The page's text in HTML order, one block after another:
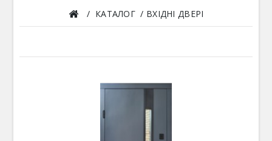
КАТАЛОГ ВХІДНІ ДВЕРІ